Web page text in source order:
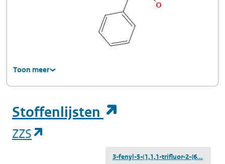
Toon meer
Stoffenlijsten
ZZS
3-fenyl-5-(1,1,1-trifluor-2-{6...